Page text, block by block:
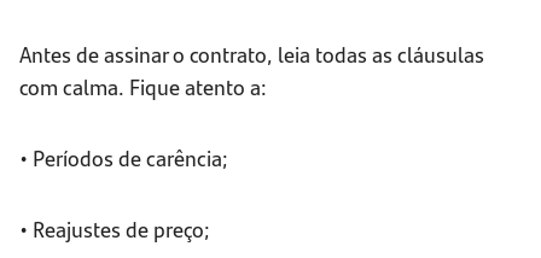
Antes de assinar o contrato, leia todas as cláusulas
com calma. Fique atento a:
• Períodos de carência;
• Reajustes de preço;